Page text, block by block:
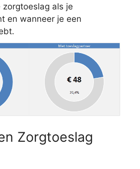
als je
en wanneer je een
Zorgtoeslag